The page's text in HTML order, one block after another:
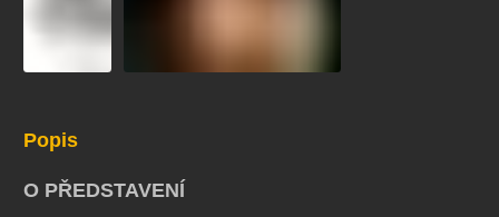
Popis
O PŘEDSTAVENÍ